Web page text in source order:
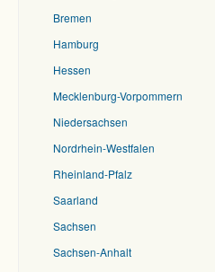
Bremen
Hamburg
Hessen
Mecklenburg-Vorpommern
Niedersachsen
Nordrhein-Westfalen
Rheinland-Pfalz
Saarland
Sachsen
Sachsen-Anhalt